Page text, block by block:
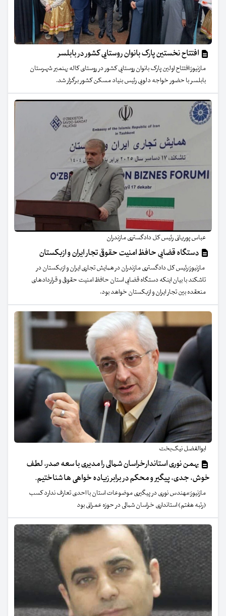
افتتاح نخستین پارک بانوان روستایی کشور در بابلسر
مازنیوز:افتتاح اولین پارک بانوان روستایی کشور در روستای کاله بهنمیر شهرستان
بابلسر با حضور خواجه دلویی رئیس بنیاد مسکن کشور برگزار شد.
عباس پوریانی رئیس کل دادگستری مازندران
دستگاه قضایی حافظ امنیت حقوقی تجار ایران و ازبکستان
مازنیوز:رئیس کل دادگستری مازندران در همایش تجاری ایران و ازبکستان در
تاشکند با بیان اینکه دستگاه قضایی استان حافظ امنیت حقوقی و قرارداد‌های
منعقده بین تجار ایران و ازبکستان خواهد بود،
ابوالفضل نیک‌بخت
بهمن نوری استاندارخراسان شمالی را مدیری با سعه صدر، لطف
خوش، جدی، پیگیر و محکم در برابر زیاده خواهی ها شناختیم.
مازنیوز:مهندس نوری در پیگیری موضوعات استان با احدی تعارف ندارد کسب
(رتبه هفتم) استانداری خراسان شمالی در حوزه عمرانی بود